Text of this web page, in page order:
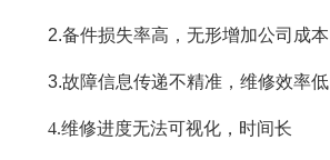
2.备件损失率高，无形增加公司成本
3.故障信息传递不精准，维修效率低
4.维修进度无法可视化，时间长